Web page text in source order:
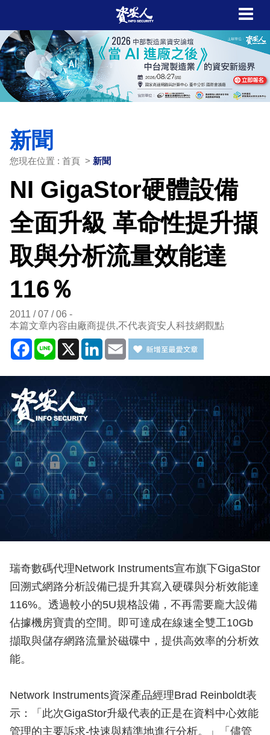
新聞
您現在位置 : 首頁 > 新聞
NI GigaStor硬體設備
全面升級 革命性提升擷
取與分析流量效能達
116％
2011 / 07 / 06
本篇文章內容由廠商提供,不代表資安人科技網觀點
Facebook
Line X LinkedIn
Email
瑞奇數碼代理Network Instruments宣布旗下GigaStor
回溯式網路分析設備已提升其寫入硬碟與分析效能達
116%。透過較小的5U規格設備，不再需要龐大設備
佔據機房寶貴的空間。即可達成在線速全雙工10Gb
擷取與儲存網路流量於磁碟中，提供高效率的分析效
能。
Network Instruments資深產品經理Brad Reinboldt表
示：「此次GigaStor升級代表的正是在資料中心效能
管理的主要訴求-快速與精準地進行分析。」「儘管